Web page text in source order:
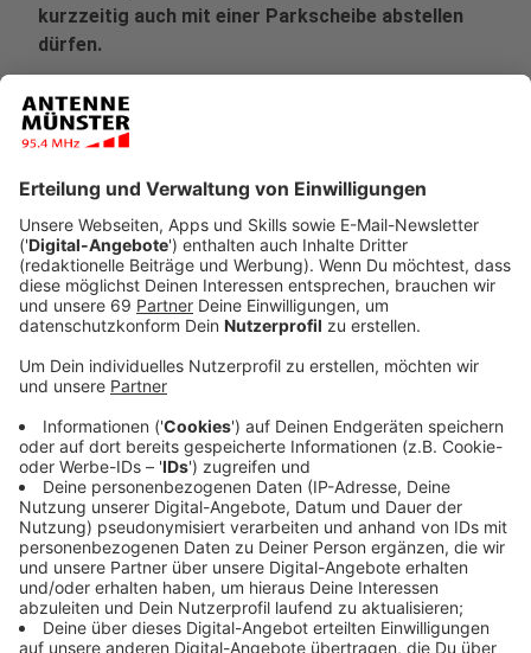
kurzzeitig auch mit einer Parkscheibe abstellen
dürfen.
Bislang stehen im Quartier "Klein Muffi" zwischen
Hansaring, Wolbecker Straße, Schillerstraße und Kanal
zahlreiche PKW, gerne auch langfristiger. Wenn dann
noch die Schüler:innen des Hansa-Berufskollegs mit
reagiert die Stadt jetzt und richtet im ersten Halbjahr
der ruhende Verkehr besser geordnet werden. Die
neuen Regelungen sollen voraussichtlich ab dem 1.
Juni gelten.
Anzeige
Anwohner:innen brauchen Parkausweise